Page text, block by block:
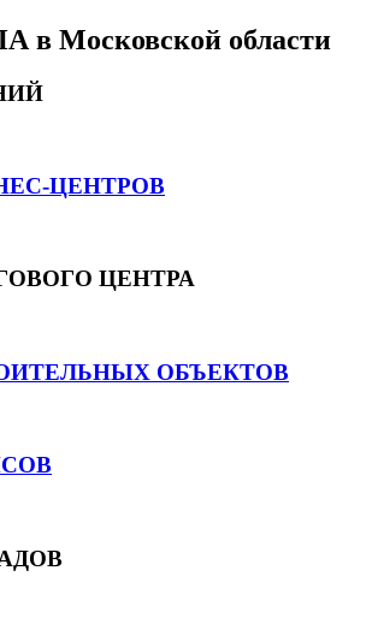
в Московской области
ЦЕНТРОВ
ЦЕНТРА
ОБЪЕКТОВ